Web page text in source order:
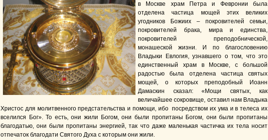
в Москве храм Петра и Февронии была
отделена частица мощей этих великих
угодников Божиих – покровителей семьи,
покровителей брака, мира и единства,
покровителей преподобнической,
монашеской жизни. И по благословению
Владыки Евлогия, узнавшего о том, что это
единственный храм в Москве, с большой
радостью была отделена частица святых
мощей, о которых преподобный Иоанн
Дамаскин сказал: «Мощи святых, как
величайшее сокровище, оставил нам Владыка
Христос для молитвенного предстательства и помощи, ибо посредством их ума и в телеса их
вселился Бог». То есть, они жили Богом, они были пропитаны Богом, они были пропитаны
благодатью, они были пропитаны энергией, так что даже маленькая частичка их тела носит
отпечаток благодати Святого Духа с которым они жили.